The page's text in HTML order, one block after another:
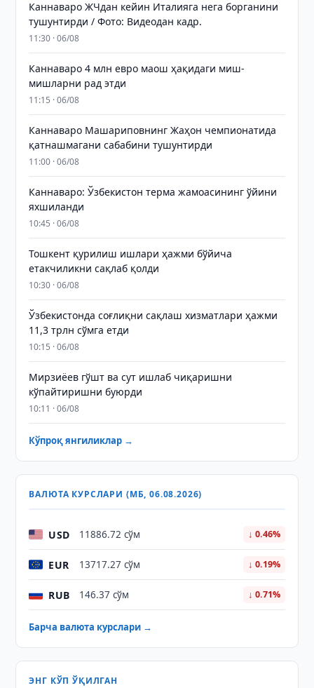
Каннаваро ЖЧдан кейин Италияга нега борганини
тушунтирди / Фото: Видеодан кадр.
11:30 · 06/08
Каннаваро 4 млн евро маош ҳақидаги миш-
мишларни рад этди
11:15 · 06/08
Каннаваро Машариповнинг Жаҳон чемпионатида
қатнашмагани сабабини тушунтирди
11:00 · 06/08
Каннаваро: Ўзбекистон терма жамоасининг ўйини
яхшиланди
10:45 · 06/08
Тошкент қурилиш ишлари ҳажми бўйича
етакчиликни сақлаб қолди
10:30 · 06/08
Ўзбекистонда соғлиқни сақлаш хизматлари ҳажми
11,3 трлн сўмга етди
10:15 · 06/08
Мирзиёев гўшт ва сут ишлаб чиқаришни
кўпайтиришни буюрди
10:11 · 06/08
Кўпроқ янгиликлар →
ВАЛЮТА КУРСЛАРИ (МБ, 06.08.2026)
USD 11886.72 сўм ↓ 0.46%
EUR 13717.27 сўм ↓ 0.19%
RUB 146.37 сўм ↓ 0.71%
Барча валюта курслари →
ЭНГ КЎП ЎҚИЛГАН